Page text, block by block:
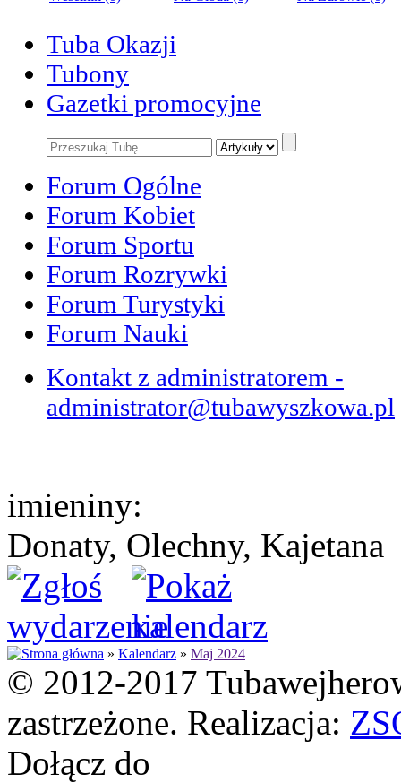
Tuba Okazji
Tubony
Gazetki promocyjne
Forum Ogólne
Forum Kobiet
Forum Sportu
Forum Rozrywki
Forum Turystyki
Forum Nauki
Kontakt z administratorem -
administrator@tubawyszkowa.pl
imieniny:
Donaty, Olechny, Kajetana
» Kalendarz » Maj 2024
© 2012-2017
zastrzeżone. Realizacja:
Dołącz do